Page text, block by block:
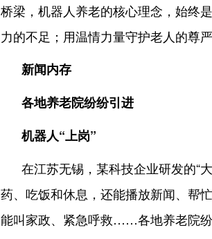
桥梁，机器人养老的核心理念，始终
力的不足；用温情力量守护老人的尊严
新闻内存
各地养老院纷纷引进
机器人“上岗”
在江苏无锡，某科技企业研发的“
药、吃饭和休息，还能播放新闻、帮
能叫家政、紧急呼救……各地养老院